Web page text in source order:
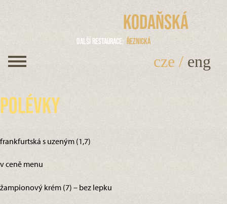
Kodaňská
Další restaurace Řeznická
cze / eng
Polévky
frankfurtská s uzeným (1,7)
v ceně menu
žampionový krém (7) – bez lepku